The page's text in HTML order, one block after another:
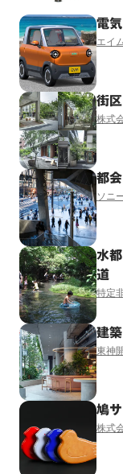
電
エイ
街
株式
都
ソニ
水
道
特定
建築
東神
鳩
株式